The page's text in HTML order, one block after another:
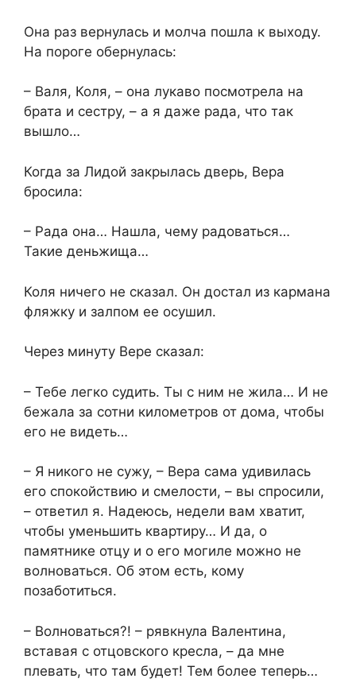
Она раз вернулась и молча пошла к выходу.
На пороге обернулась:
– Валя, Коля, – она лукаво посмотрела на
брата и сестру, – а я даже рада, что так
вышло…
Когда за Лидой закрылась дверь, Вера
бросила:
– Рада она… Нашла, чему радоваться…
Такие деньжища…
Коля ничего не сказал. Он достал из кармана
фляжку и залпом ее осушил.
Через минуту Вере сказал:
– Тебе легко судить. Ты с ним не жила… И не
бежала за сотни километров от дома, чтобы
его не видеть…
– Я никого не сужу, – Вера сама удивилась
его спокойствию и смелости, – вы спросили,
– ответил я. Надеюсь, недели вам хватит,
чтобы уменьшить квартиру… И да, о
памятнике отцу и о его могиле можно не
волноваться. Об этом есть, кому
позаботиться.
– Волноваться?! – рявкнула Валентина,
вставая с отцовского кресла, – да мне
плевать, что там будет! Тем более теперь…